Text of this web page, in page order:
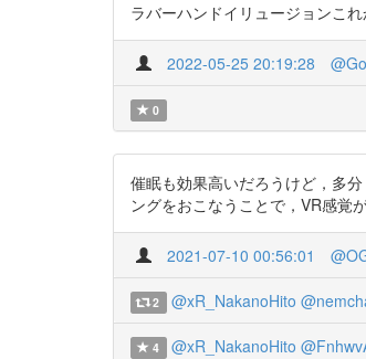
ラバーハンドイリュージョンこ
2022-05-25 20:19:28
0
催眠も効果高いだろうけど，多
ングをおこなうことで，VR感
2021-07-10 00:56:01
2 @xR_NakanoHito
4 @xR_NakanoHito